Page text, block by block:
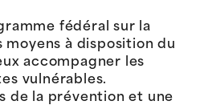
fédéral sur la
moyens à disposition du
accompagner les
vulnérables.
de la prévention et une